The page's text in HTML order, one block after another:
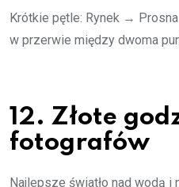
Krótkie pętle: Rynek →
w przerwie między dwoma
12. Złote
fotografów
Najlepsze światło nad wodą i